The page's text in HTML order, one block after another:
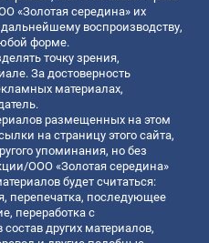
«Золотая середина» их
воспроизводству,
форме.
точку зрения,
За достоверность
материалах,
размещенных на этом
на страницу этого сайта,
упоминания, но без
ООО «Золотая середина»
будет считаться:
перепечатка, последующее
переработка с
других материалов,